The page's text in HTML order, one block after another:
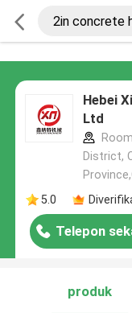
Hebei
Ltd
District,
5.0
Telepon
produk